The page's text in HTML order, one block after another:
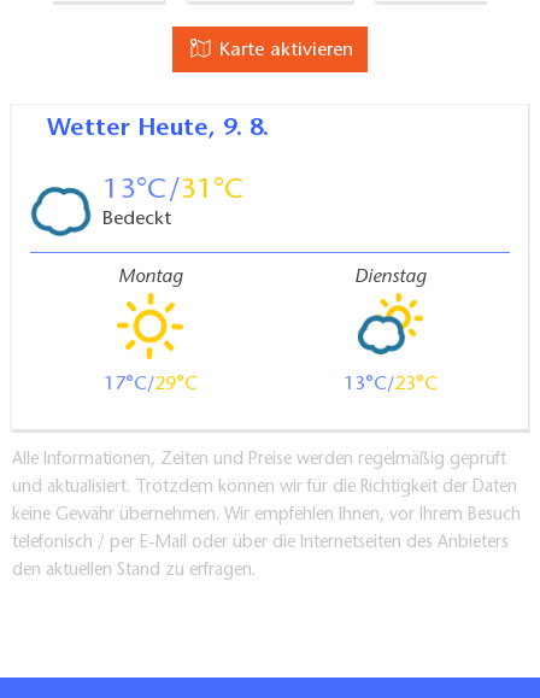
Karte aktivieren
Wetter Heute, 9. 8.
13 31
Bedeckt
Montag
17 29
Dienstag
13 23
Alle Informationen, Zeiten und Preise werden regelmäßig geprüft
und aktualisiert. Trotzdem können wir für die Richtigkeit der Daten
keine Gewähr übernehmen. Wir empfehlen Ihnen, vor Ihrem Besuch
telefonisch / per E-Mail oder über die Internetseiten des Anbieters
den aktuellen Stand zu erfragen.